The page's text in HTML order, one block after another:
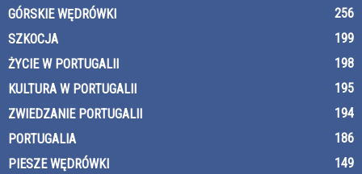
GÓRSKIE WĘDRÓWKI
256
SZKOCJA
199
ŻYCIE W PORTUGALII
198
KULTURA W PORTUGALII
195
ZWIEDZANIE PORTUGALII
194
PORTUGALIA
186
PIESZE WĘDRÓWKI
149